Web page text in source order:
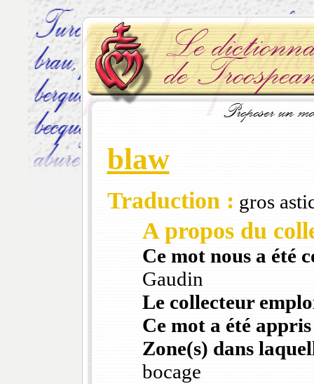
blaw
Traduction : gros
A propos du
Ce mot nous a été
Gaudin
Le collecteur
Ce mot a été
Zone(s) dans
bocage